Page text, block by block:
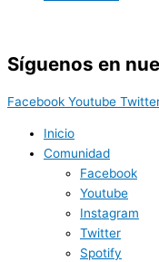
Síguenos en
Facebook Youtube
Inicio
Comunidad
Facebook
Youtube
Instagram
Twitter
Spotify